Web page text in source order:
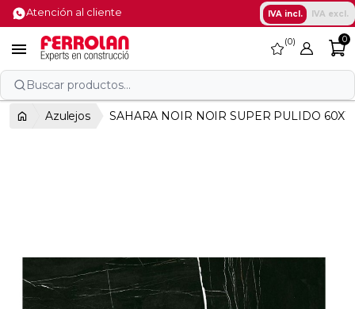
Atención al cliente IVA incl. IVA excl.
 favorite
0 0
Buscar productos...
Azulejos SAHARA NOIR NOIR SUPER PULIDO